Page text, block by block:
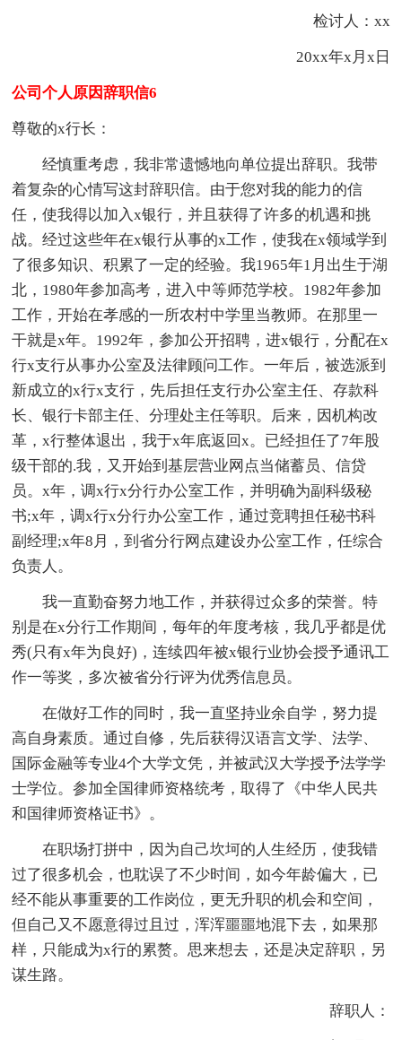
检讨人：xx
20xx年x月x日
公司个人原因辞职信6
尊敬的x行长：
经慎重考虑，我非常遗憾地向单位提出辞职。我带
着复杂的心情写这封辞职信。由于您对我的能力的信
任，使我得以加入x银行，并且获得了许多的机遇和挑
战。经过这些年在x银行从事的x工作，使我在x领域学到
了很多知识、积累了一定的经验。我1965年1月出生于湖
北，1980年参加高考，进入中等师范学校。1982年参加
工作，开始在孝感的一所农村中学里当教师。在那里一
干就是x年。1992年，参加公开招聘，进x银行，分配在x
行x支行从事办公室及法律顾问工作。一年后，被选派到
新成立的x行x支行，先后担任支行办公室主任、存款科
长、银行卡部主任、分理处主任等职。后来，因机构改
革，x行整体退出，我于x年底返回x。已经担任了7年股
级干部的.我，又开始到基层营业网点当储蓄员、信贷
员。x年，调x行x分行办公室工作，并明确为副科级秘
书;x年，调x行x分行办公室工作，通过竞聘担任秘书科
副经理;x年8月，到省分行网点建设办公室工作，任综合
负责人。
我一直勤奋努力地工作，并获得过众多的荣誉。特
别是在x分行工作期间，每年的年度考核，我几乎都是优
秀(只有x年为良好)，连续四年被x银行业协会授予通讯工
作一等奖，多次被省分行评为优秀信息员。
在做好工作的同时，我一直坚持业余自学，努力提
高自身素质。通过自修，先后获得汉语言文学、法学、
国际金融等专业4个大学文凭，并被武汉大学授予法学学
士学位。参加全国律师资格统考，取得了《中华人民共
和国律师资格证书》。
在职场打拼中，因为自己坎坷的人生经历，使我错
过了很多机会，也耽误了不少时间，如今年龄偏大，已
经不能从事重要的工作岗位，更无升职的机会和空间，
但自己又不愿意得过且过，浑浑噩噩地混下去，如果那
样，只能成为x行的累赘。思来想去，还是决定辞职，另
谋生路。
辞职人：